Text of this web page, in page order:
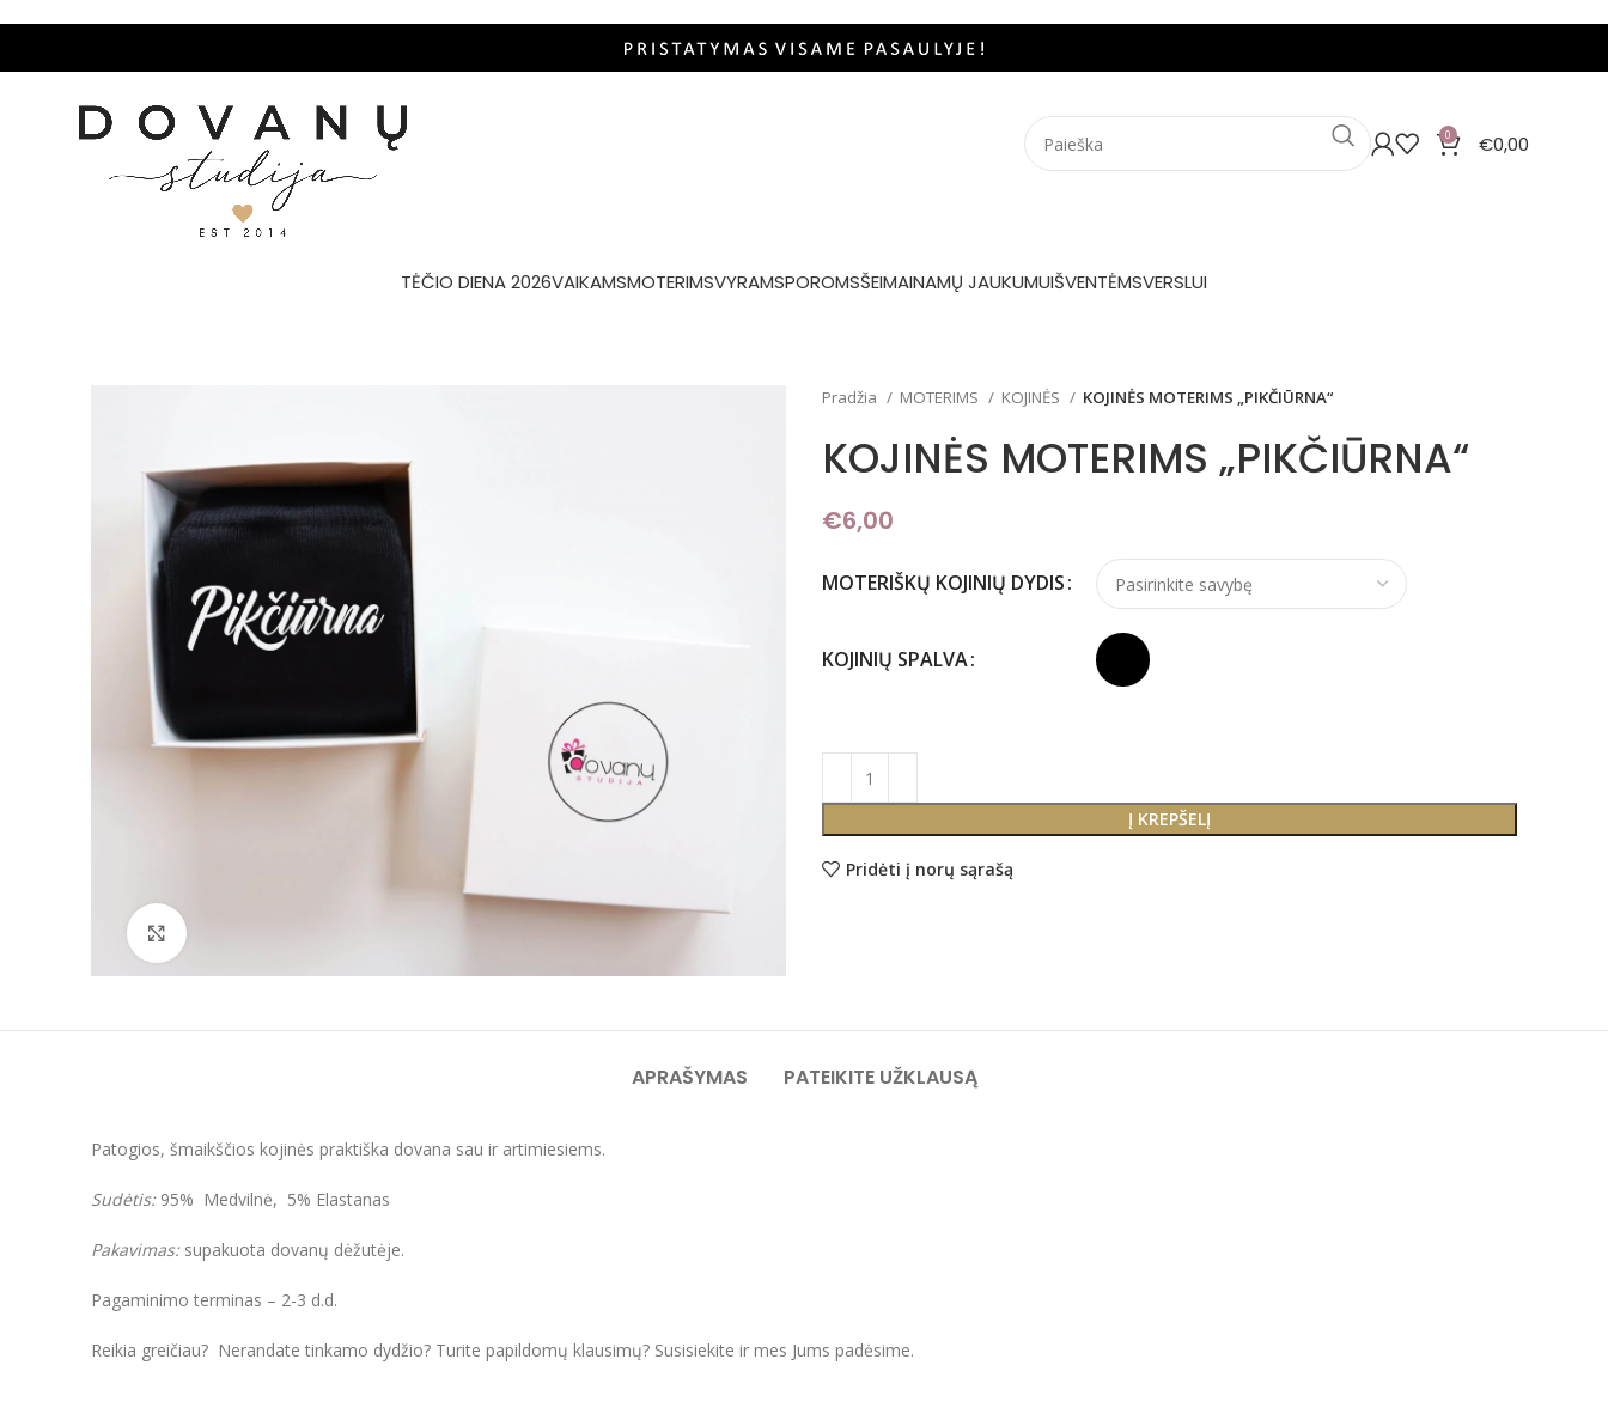
0 €0,00
TĖČIO DIENA 2026VAIKAMSMOTERIMSVYRAMSPOROMSŠEIMAINAMŲ JAUKUMUIŠVENTĖMSVERSLUI
Pradžia MOTERIMS KOJINĖS KOJINĖS MOTERIMS „PIKČIŪRNA“
KOJINĖS MOTERIMS „PIKČIŪRNA“
€6,00
MOTERIŠKŲ KOJINIŲ DYDIS
KOJINIŲ SPALVA
Į KREPŠELĮ
Pridėti į norų sąrašą
APRAŠYMAS PATEIKITE UŽKLAUSĄ
Patogios, šmaikščios kojinės praktiška dovana sau ir artimiesiems.
Sudėtis:95% Medvilnė, 5% Elastanas
Pakavimas:supakuota dovanų dėžutėje.
Pagaminimo terminas – 2-3 d.d.
Reikia greičiau? Nerandate tinkamo dydžio? Turite papildomų klausimų? Susisiekite ir mes Jums padėsime.